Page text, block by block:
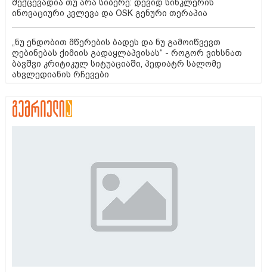
შექცევადია თუ არა სიბერე: დევიდ სინკლერის
ინოვაციური კვლევა და OSK გენური თერაპია
„ნუ ენდობით მწერების ბადეს და ნუ გამოიწვევთ
ღებინებას ქიმიის გადაყლაპვისას“ - როგორ ვიხსნათ
ბავშვი კრიტიკულ სიტუაციაში, პედიატრ სალომე
ახვლედიანის რჩევები